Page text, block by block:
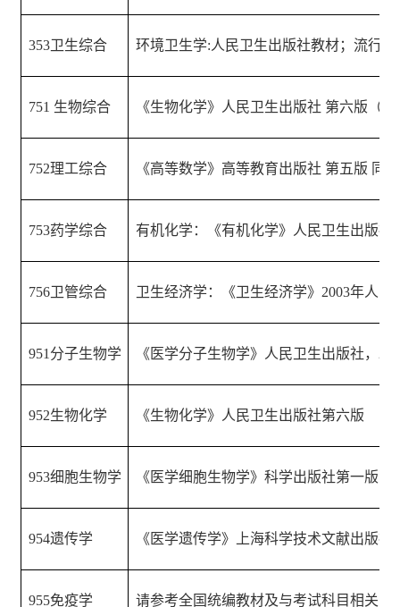
353卫生综合 环境卫生学:人民卫生出版社教材；流行病
751 生物综合 《生物化学》人民卫生出版社 第六版（
752理工综合 《高等数学》高等教育出版社 第五版
753药学综合 有机化学：《有机化学》人民卫生出版社
756卫管综合 卫生经济学：《卫生经济学》 2003年人民
951分子生物学 《医学分子生物学》人民卫生出版社，
952生物化学 《生物化学》人民卫生出版社第六版
953细胞生物学 《医学细胞生物学》科学出版社第一版
954遗传学 《医学遗传学》上海科学技术文献出版社
955免疫学 请参考全国统编教材及与考试科目相关的